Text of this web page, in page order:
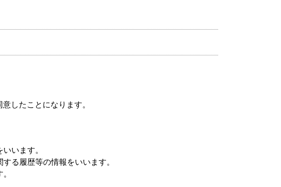
したことになります。
います。
る履歴等の情報をいいます。